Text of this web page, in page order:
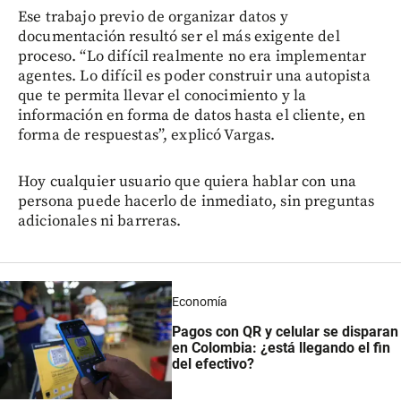
Ese trabajo previo de organizar datos y
documentación resultó ser el más exigente del
proceso. “Lo difícil realmente no era implementar
agentes. Lo difícil es poder construir una autopista
que te permita llevar el conocimiento y la
información en forma de datos hasta el cliente, en
forma de respuestas”, explicó Vargas.
Hoy cualquier usuario que quiera hablar con una
persona puede hacerlo de inmediato, sin preguntas
adicionales ni barreras.
Economía
Pagos con QR y celular se disparan
en Colombia: ¿está llegando el fin
del efectivo?